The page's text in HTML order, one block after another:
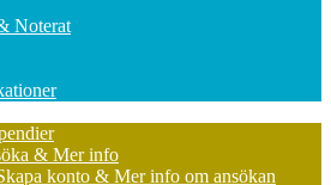
Noterat
& Mer info
konto & Mer info om ansökan